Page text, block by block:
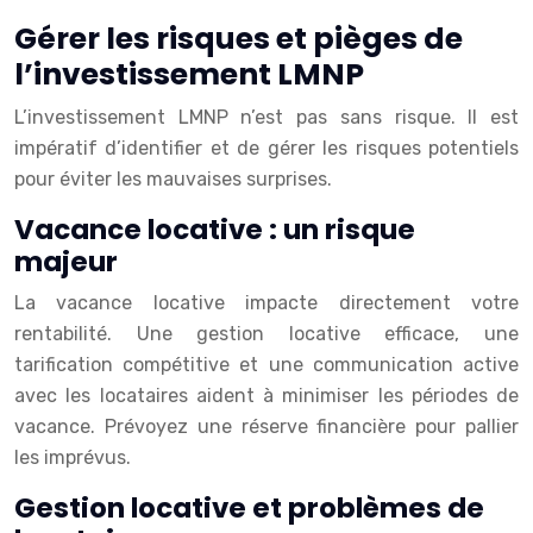
Gérer les risques et pièges de
l’investissement LMNP
L’investissement LMNP n’est pas sans risque. Il est
impératif d’identifier et de gérer les risques potentiels
pour éviter les mauvaises surprises.
Vacance locative : un risque
majeur
La vacance locative impacte directement votre
rentabilité. Une gestion locative efficace, une
tarification compétitive et une communication active
avec les locataires aident à minimiser les périodes de
vacance. Prévoyez une réserve financière pour pallier
les imprévus.
Gestion locative et problèmes de